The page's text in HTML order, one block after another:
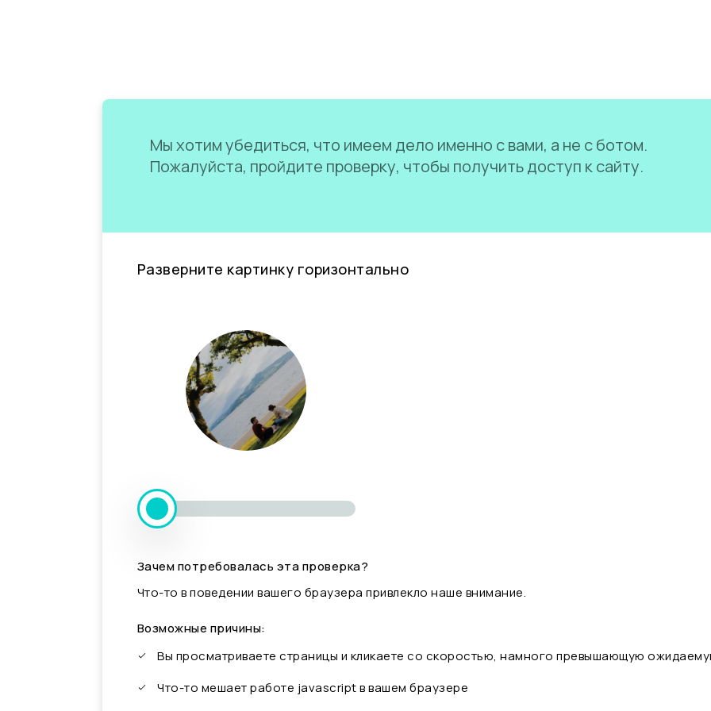
Мы хотим убедиться, что имеем дело именно с вами, а не с ботом.
Пожалуйста, пройдите проверку, чтобы получить доступ к сайту.
Разверните картинку горизонтально
Зачем потребовалась эта проверка?
Что-то в поведении вашего браузера привлекло наше внимание.
Возможные причины:
Вы просматриваете страницы и кликаете со скоростью, намного превышающую
Что-то мешает работе javascript в вашем браузере